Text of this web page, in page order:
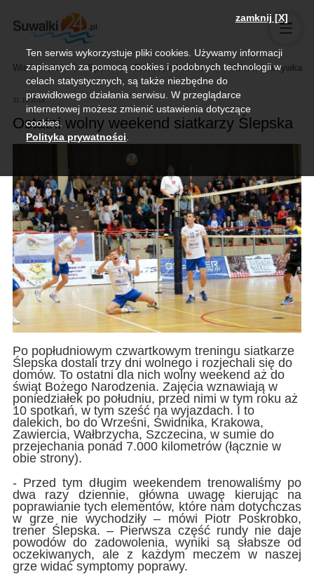
Wiadomości Sport Biznes, rolnictwo Kultura i rozrywka
31.10.2014
Ostatni wolny weekend siatkarzy Ślepska
Po popłudniowym czwartkowym treningu siatkarze
Ślepska dostali trzy dni wolnego i rozjechali się do
domów. To ostatni dla nich wolny weekend aż do
świąt Bożego Narodzenia. Zajęcia wznawiają w
poniedziałek po południu, przed nimi w tym roku aż
10 spotkań, w tym sześć na wyjazdach. I to
dalekich, bo do Wrześni, Świdnika, Krakowa,
Zawiercia, Wałbrzycha, Szczecina, w sumie do
przejechania ponad 7.000 kilometrów (łącznie w
obie strony).
- Przed tym długim weekendem trenowaliśmy po
dwa razy dziennie, główna uwagę kierując na
poprawianie tych elementów, które nam dotychczas
w grze nie wychodziły – mówi Piotr Poskrobko,
trener Ślepska. – Pierwsza część rundy nie daje
powodów do zadowolenia, wyniki są słabsze od
oczekiwanych, ale z każdym meczem w naszej
grze widać symptomy poprawy.
zamknij [X]
Ten serwis wykorzystuje pliki cookies. Używamy informacji
zapisanych za pomocą cookies i podobnych technologii w
celach statystycznych, są także niezbędne do
prawidłowego działania serwisu. W przeglądarce
internetowej możesz zmienić ustawienia dotyczące
cookies.
Polityka prywatności